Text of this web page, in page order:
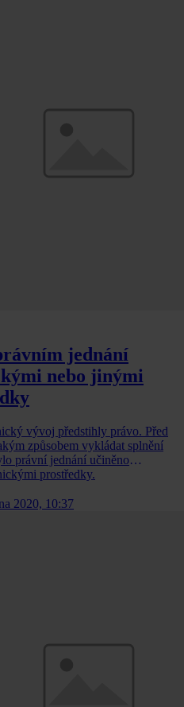
jednání
nebo jinými
vývoj předstihly právo. Před
způsobem vykládat splnění
právní jednání učiněno
prostředky.
2020, 10:37